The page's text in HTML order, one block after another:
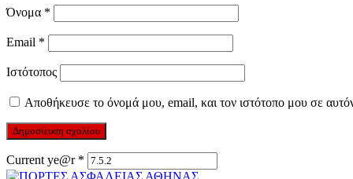
Όνομα *
Email *
Ιστότοπος
Αποθήκευσε το όνομά μου, email, και τον ιστότοπο μου σε
Current ye@r *